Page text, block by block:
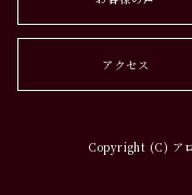
アクセス
Copyright (C) ア